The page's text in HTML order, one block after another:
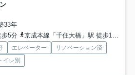
33年
5分
京成本線「千住大橋」駅 徒歩10分
エレベーター
リノベーション済
イレ別